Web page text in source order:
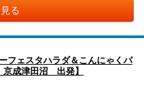
る
フェスタハラダ＆こんにゃくパ
京成津田沼 出発】